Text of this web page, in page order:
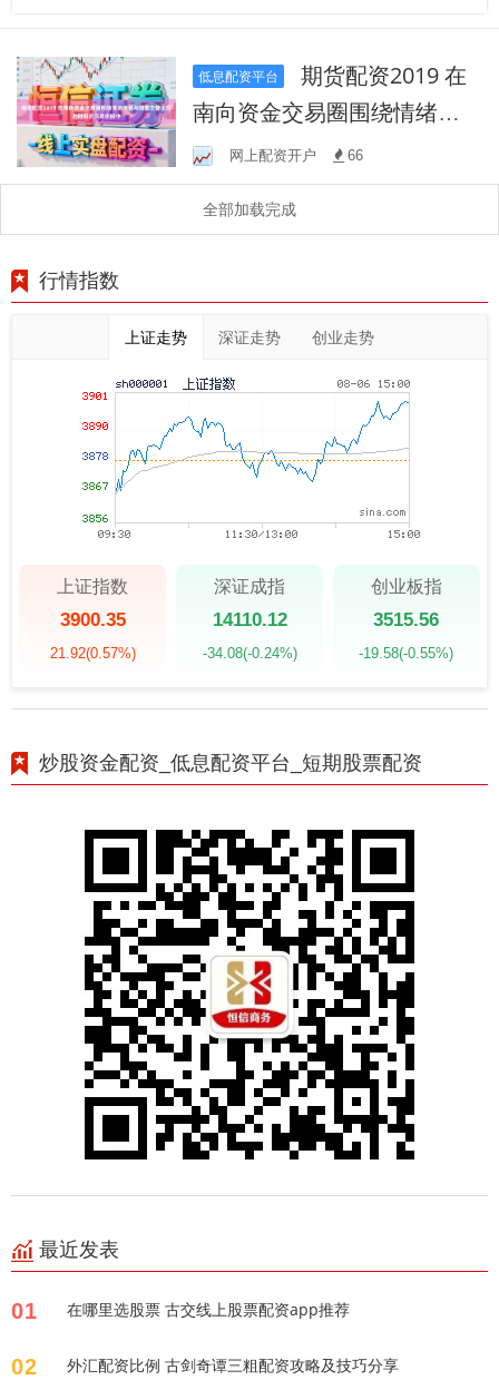
低息配资平台
期货配资2019 在
南向资金交易圈围绕情绪修
复与回落交替出现的时期的
交易阶段中
网上配资开户 66
全部加载完成
行情指数
上证走势 深证走势 创业走势
上证指数
3900.35
21.92(0.57%)
深证成指
14110.12
-34.08(-0.24%)
创业板指
3515.56
-19.58(-0.55%)
炒股资金配资_低息配资平台_短期股票配资
最近发表
01 在哪里选股票 古交线上股票配资app推荐
02 外汇配资比例 古剑奇谭三粗配资攻略及技巧分享